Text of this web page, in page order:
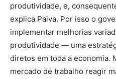
produtividade, e,
explica Paiva. Por isso o
implementar melhorias
produtividade — uma
diretos em toda a economia.
mercado de trabalho reagir